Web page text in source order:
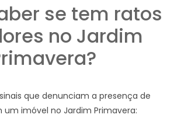
se tem ratos
no Jardim
que denunciam a presença de
um imóvel no Jardim Primavera: